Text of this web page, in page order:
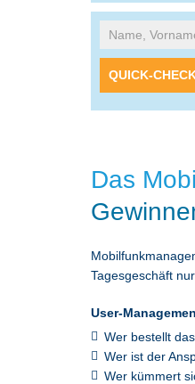
Das
Tagesgeschäft
User-
Wer bestellt
Wer ist der
Wer kümmert